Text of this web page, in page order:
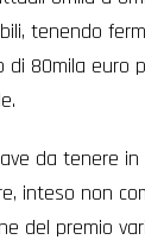
tenendo
di 80mila euro
da tenere in
inteso non
del premio